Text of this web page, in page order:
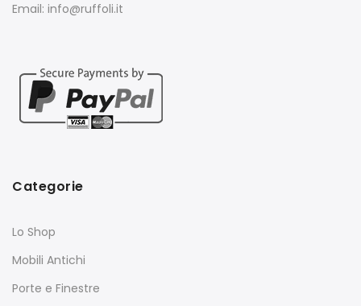
Email: info@ruffoli.it
Categorie
Lo Shop
Mobili Antichi
Porte e Finestre